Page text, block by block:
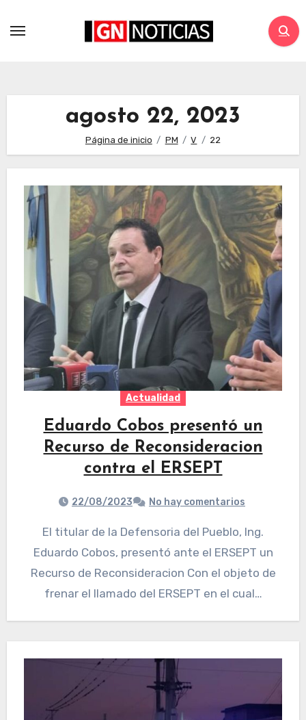
agosto 22, 2023
Página de inicio PM V 22
Actualidad
Eduardo Cobos presentó un
Recurso de Reconsideracion
contra el ERSEPT
22/08/2023 No hay comentarios
El titular de la Defensoria del Pueblo, Ing.
Eduardo Cobos, presentó ante el ERSEPT un
Recurso de Reconsideracion Con el objeto de
frenar el llamado del ERSEPT en el cual…